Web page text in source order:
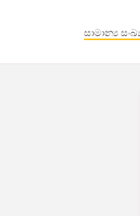
සාමාන්‍ය